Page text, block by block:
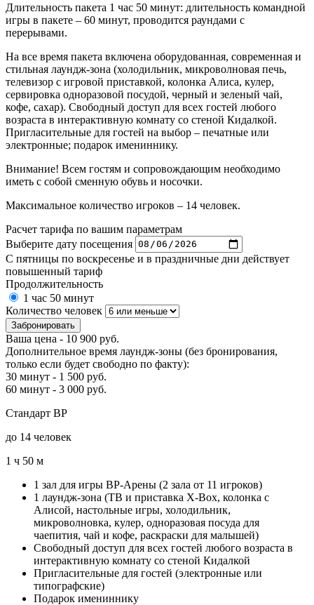
Длительность пакета 1 час 50 минут: длительность командной
игры в пакете – 60 минут, проводится раундами с
перерывами.
На все время пакета включена оборудованная, современная и
стильная лаундж-зона (холодильник, микроволновая печь,
телевизор с игровой приставкой, колонка Алиса, кулер,
сервировка одноразовой посудой, черный и зеленый чай,
кофе, сахар). Свободный доступ для всех гостей любого
возраста в интерактивную комнату со стеной Кидалкой.
Пригласительные для гостей на выбор – печатные или
электронные; подарок имениннику.
Внимание! Всем гостям и сопровождающим необходимо
иметь с собой сменную обувь и носочки.
Максимальное количество игроков – 14 человек.
Расчет тарифа по вашим параметрам
Выберите дату посещения
С пятницы по воскресенье и в праздничные дни действует
повышенный тариф
Продолжительность
1 час 50 минут
Количество человек
Забронировать
Ваша цена - 10 900 руб.
Дополнительное время лаундж-зоны (без бронирования,
только если будет свободно по факту):
30 минут - 1 500 руб.
60 минут - 3 000 руб.
Стандарт ВР
до 14 человек
1 ч 50 м
1 зал для игры ВР-Арены (2 зала от 11 игроков)
1 лаундж-зона (ТВ и приставка X-Box, колонка с
Алисой, настольные игры, холодильник,
микроволновка, кулер, одноразовая посуда для
чаепития, чай и кофе, раскраски для малышей)
Свободный доступ для всех гостей любого возраста в
интерактивную комнату со стеной Кидалкой
Пригласительные для гостей (электронные или
типографские)
Подарок имениннику